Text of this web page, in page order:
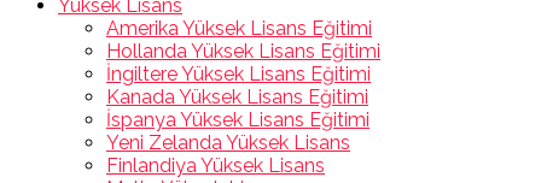
Yüksek Lisans
Amerika Yüksek Lisans Eğitimi
Hollanda Yüksek Lisans Eğitimi
İngiltere Yüksek Lisans Eğitimi
Kanada Yüksek Lisans Eğitimi
İspanya Yüksek Lisans Eğitimi
Yeni Zelanda Yüksek Lisans
Finlandiya Yüksek Lisans